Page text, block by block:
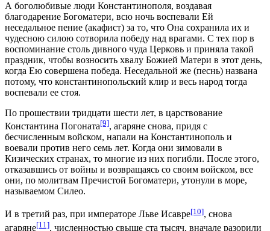
А боголюбивые люди Константинополя, воздавая
благодарение Богоматери, всю ночь воспевали Ей
неседальное пение (акафист) за то, что Она сохранила их и
чудесною силою сотворила победу над врагами. С тех пор в
воспоминание столь дивного чуда Церковь и приняла такой
праздник, чтобы возносить хвалу Божией Матери в этот день,
когда Ею совершена победа. Неседальной же (песнь) названа
потому, что константинопольский клир и весь народ тогда
воспевали ее стоя.
По прошествии тридцати шести лет, в царствование
Константина Погоната[9], агаряне снова, придя с
бесчисленным войском, напали на Константинополь и
воевали против него семь лет. Когда они зимовали в
Кизических странах, то многие из них погибли. После этого,
отказавшись от войны и возвращаясь со своим войском, все
они, по молитвам Пречистой Богоматери, утонули в море,
называемом Силео.
И в третий раз, при императоре Льве Исавре[10], снова
агаряне[11], численностью свыше ста тысяч, вначале разорили